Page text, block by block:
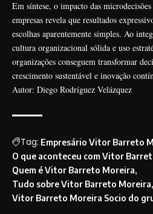
Em síntese, o impacto das
empresas revela que resultados
escolhas aparentemente simples. Ao
cultura organizacional sólida e uso
organizações conseguem transformar
crescimento sustentável e inovação
Autor: Diego Rodríguez Velázquez
Tag: Empresário Vitor Barreto
O que aconteceu com Vitor
Quem é Vitor Barreto Moreira
Tudo sobre Vitor Barreto Moreira
Vitor Barreto Moreira Socio do